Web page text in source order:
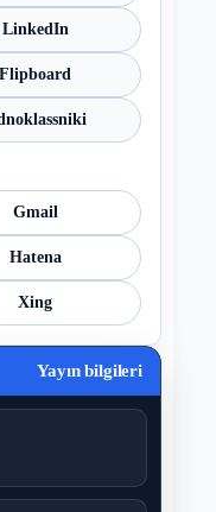
LinkedIn
Flipboard
Gmail
Hatena
Xing
Yayın bilgileri